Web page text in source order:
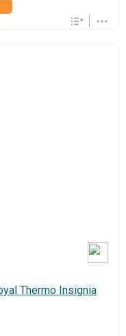
Thermo Insignia